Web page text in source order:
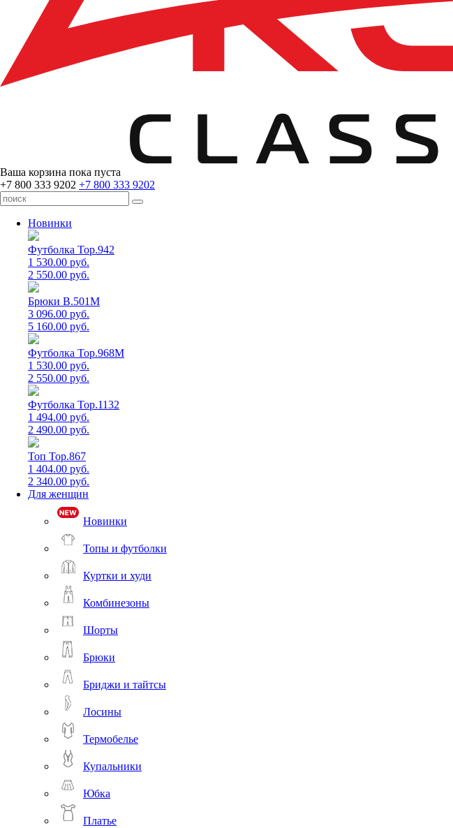
Ваша корзина пока пуста
+7 800 333 9202 +7 800 333 9202
Новинки
Футболка Top.942
1 530.00 руб.
2 550.00 руб.
Брюки B.501M
3 096.00 руб.
5 160.00 руб.
Футболка Top.968M
1 530.00 руб.
2 550.00 руб.
Футболка Top.1132
1 494.00 руб.
2 490.00 руб.
Топ Top.867
1 404.00 руб.
2 340.00 руб.
Для женщин
Новинки
Топы и футболки
Куртки и худи
Комбинезоны
Шорты
Брюки
Бриджи и тайтсы
Лосины
Термобелье
Купальники
Юбка
Платье